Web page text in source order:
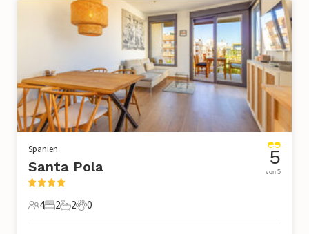
Spanien
Santa Pola
4 Gäste
4
2 Schlafzimmer
2
2 Badezimmer
2
0 Haustiere
0
5
von 5